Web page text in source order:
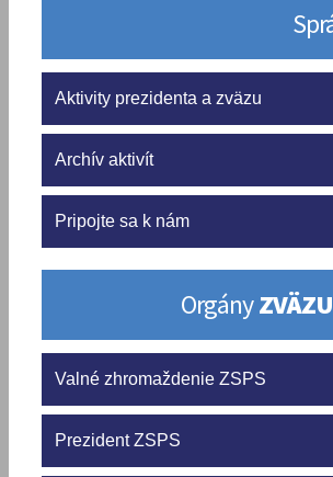
Aktivity prezidenta a zväzu
Archív aktivít
Pripojte sa k nám
OrgányZVÄZU
Valné zhromaždenie ZSPS
Prezident ZSPS